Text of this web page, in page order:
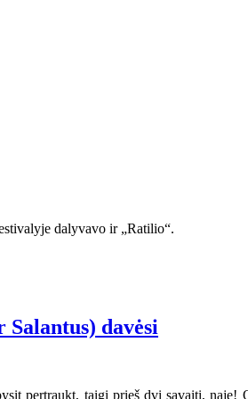
dalyvavo ir „Ratilio“.
davėsi
pertraukt, taigi prieš dvi savaiti,